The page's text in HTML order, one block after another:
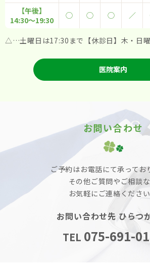
【午後】
14:30～19:30
◯ ◯ ◯ ／
△…土曜日は17:30まで 【休診日】木・日
医院案内
お問い合わせ
ご予約はお電話にて承ってお
その他ご質問やご相談
お気軽にご連絡ください
お問い合わせ先 ひらつ
TEL 075-691-